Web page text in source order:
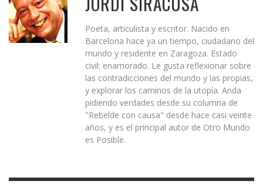
Poeta, articulista y escritor. Nacido en
Barcelona hace ya un tiempo, ciudadano del
mundo y residente en Zaragoza. Estado
civil: enamorado. Le gusta reflexionar sobre
las contradicciones del mundo y las propias,
y explorar los caminos de la utopía. Anda
pidiendo verdades desde su columna de
"Rebelde con causa" desde hace casi veinte
años, y es el principal autor de Otro Mundo
es Posible.